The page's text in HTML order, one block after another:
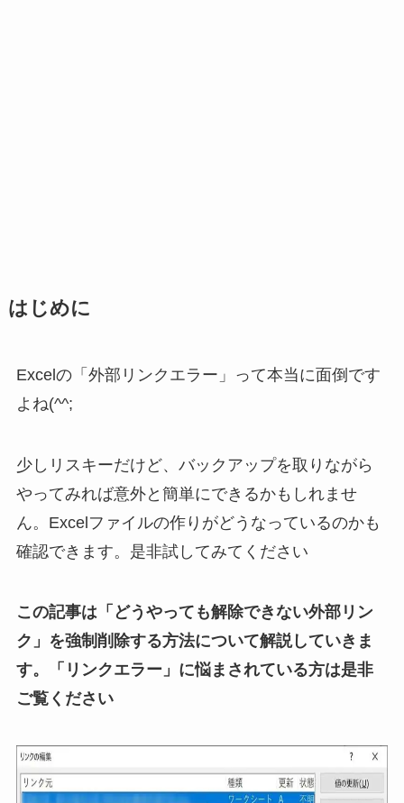
はじめに
Excelの「外部リンクエラー」って本当に面倒です
よね(^^;
少しリスキーだけど、バックアップを取りながら
やってみれば意外と簡単にできるかもしれませ
ん。Excelファイルの作りがどうなっているのかも
確認できます。是非試してみてください
この記事は「どうやっても解除できない外部リン
ク」を強制削除する方法について解説していきま
す。「リンクエラー」に悩まされている方は是非
ご覧ください